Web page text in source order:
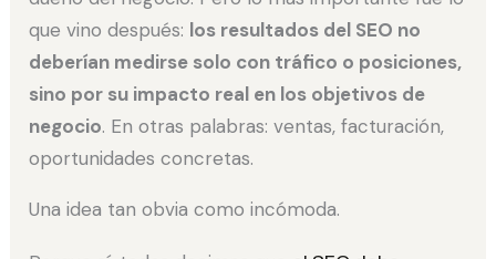
que vino después: los resultados del SEO no
deberían medirse solo con tráfico o posiciones,
sino por su impacto real en los objetivos de
negocio. En otras palabras: ventas, facturación,
oportunidades concretas.
Una idea tan obvia como incómoda.